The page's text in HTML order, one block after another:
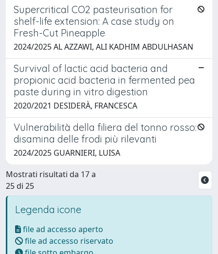
Supercritical CO2 pasteurisation for
shelf-life extension: A case study on
Fresh-Cut Pineapple
2024/2025 AL AZZAWI, ALI KADHIM ABDULHASAN
Survival of lactic acid bacteria and
propionic acid bacteria in fermented pea
paste during in vitro digestion
2020/2021 DESIDERÀ, FRANCESCA
Vulnerabilità della filiera del tonno rosso:
disamina delle frodi più rilevanti
2024/2025 GUARNIERI, LUISA
Mostrati risultati da 17 a
25 di 25
Legenda icone
file ad accesso aperto
file ad accesso riservato